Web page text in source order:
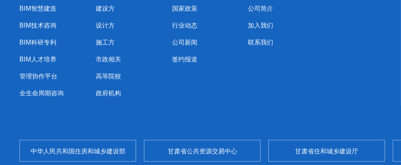
BIM智慧建造
BIM技术咨询
BIM科研专利
BIM人才培养
管理协作平台
全生命周期咨询
建设方
设计方
施工方
市政相关
高等院校
政府机构
国家政策
行业动态
公司新闻
签约报道
公司简介
加入我们
联系我们
中华人民共和国住房和城乡建设部 甘肃省公共资源交易中心 甘肃省住和城乡建设厅